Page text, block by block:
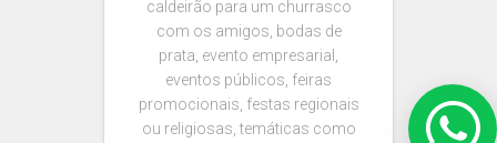
caldeirão para um churrasco
com os amigos, bodas de
prata, evento empresarial,
eventos públicos, feiras
promocionais, festas regionais
ou religiosas, temáticas como